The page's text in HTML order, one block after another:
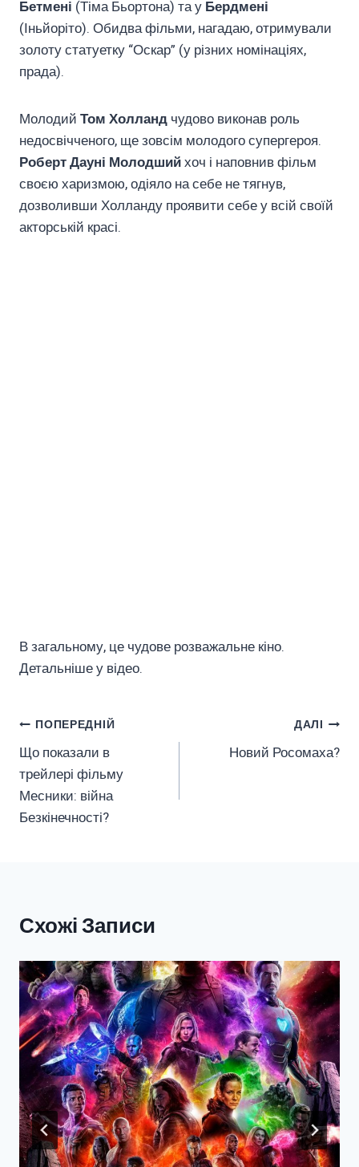
Бетмені (Тіма Бьортона) та у Бердмені
(Іньйоріто). Обидва фільми, нагадаю, отримували
золоту статуетку “Оскар” (у різних номінаціях,
прада).
Молодий Том Холланд чудово виконав роль
недосвічченого, ще зовсім молодого супергероя.
Роберт Дауні Молодшийхоч і наповнив фільм
своєю харизмою, одіяло на себе не тягнув,
дозволивши Холланду проявити себе у всій своїй
акторській красі.
В загальному, це чудове розважальне кіно.
Детальніше у відео.
Навігація
Записів
ПОПЕРЕДНІЙ
Що показали в
трейлері фільму
Месники: війна
Безкінечності?
ДАЛІ
Новий Росомаха?
Схожі Записи